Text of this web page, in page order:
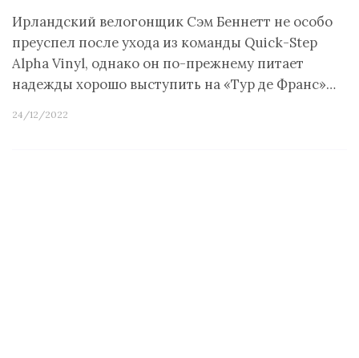
Ирландский велогонщик Сэм Беннетт не особо
преуспел после ухода из команды Quick-Step
Alpha Vinyl, однако он по-прежнему питает
надежды хорошо выступить на «Тур де Франс»…
24/12/2022